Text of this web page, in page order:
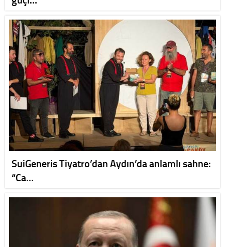
SuiGeneris Tiyatro’dan Aydın’da anlamlı sahne:
“Ca…